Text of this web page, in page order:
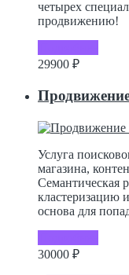
четырех
продвижению!
29900 ₽
Услуга
магазина,
Семантическая
кластеризацию
основа для
30000 ₽